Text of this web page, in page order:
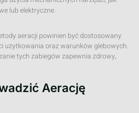
lub elektryczne.
aeracji powinien być dostosowany
użytkowania oraz warunków glebowych.
tych zabiegów zapewnia zdrowy,
Aerację